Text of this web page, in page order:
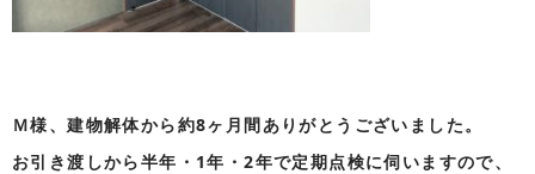
Ｍ様、建物解体から約8ヶ月間ありがとうございました。
お引き渡しから半年・1年・2年で定期点検に伺いますので、